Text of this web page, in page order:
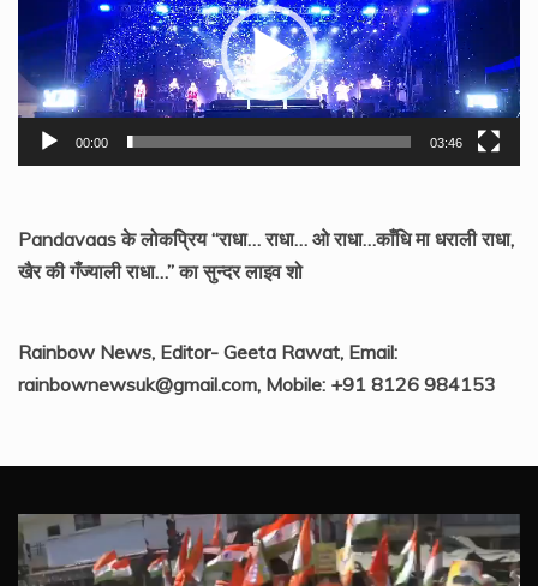
00:00 03:46
Pandavaas के लोकप्रिय “राधा… राधा… ओ राधा…काँधि मा धराली राधा,
खैर की गँज्याली राधा…” का सुन्दर लाइव शो
Rainbow News, Editor- Geeta Rawat, Email:
rainbownewsuk@gmail.com, Mobile: +91 8126 984153
Video
Player